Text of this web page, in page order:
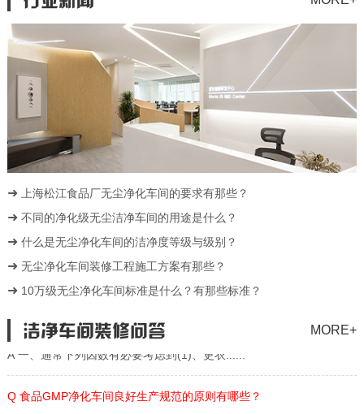
上海松江食品厂无尘净化车间的要求有那些？
不同的净化级无尘洁净车间的用途是什么？
什么是无尘净化车间的洁净度等级与级别？
无尘净化车间装修工程施工方案有那些？
10万级无尘净化车间标准是什么？有那些标准？
洁净车间装修问答 MORE+
Q 食品GMP净化车间良好生产规范的原则有哪些？
A GMP是对食物出产过程中的各个环节、各个......
Q 净化车间洁净等级标准
A 引言在现代工业生产中，尤其是涉及精密制造......
Q 电子半导体净化车间注意事项：确保高洁净环境的关键要素
A 电子半导体制造是当今高科技产业的核心，其......
Q 洁净区更衣室管理制度
A 1、目的建立更衣室办理制度，保证更衣室正......
Q GMP药厂洁净室更衣间设计注意要点
A 一、通常下列因数有必要考虑到(1)、更衣......
A GMP是对食物出产过程中的各个环节、各个......